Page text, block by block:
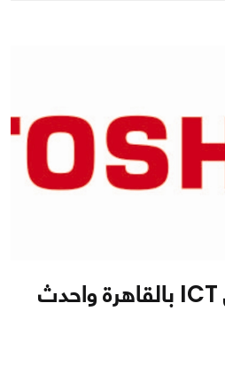
توشيبا فى معرض ICT بالقاهرة واحدث